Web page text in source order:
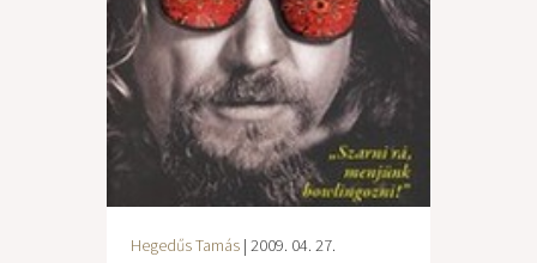
Hegedűs Tamás | 2009. 04. 27.